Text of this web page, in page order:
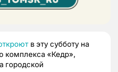
в эту субботу на
комплекса «Кедр»,
городской